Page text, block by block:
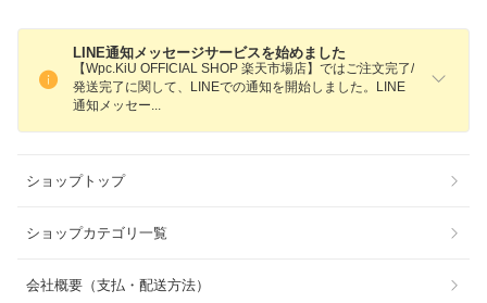
LINE通知メッセージサービスを始めました
【Wpc.KiU OFFICIAL SHOP 楽天市場店】ではご注文完了/
発送完了に関して、LINEでの通知を開始しました。LINE
通知メッセー
ショップトップ
ショップカテゴリ一覧
会社概要（支払・配送方法）